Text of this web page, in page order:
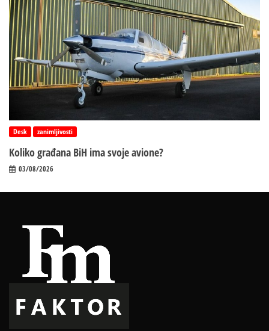
Desk zanimljivosti
Koliko građana BiH ima svoje avione?
03/08/2026